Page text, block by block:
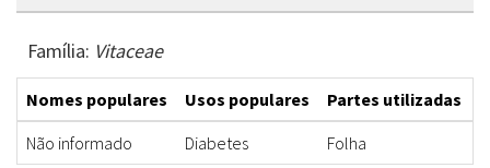
Família: Vitaceae
Nomes populares Usos populares Partes utilizadas
Não informado
Diabetes Folha